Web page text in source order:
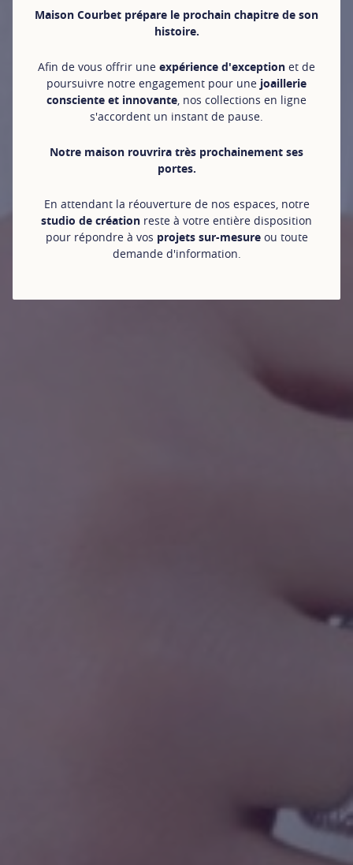
Maison Courbet prépare le prochain chapitre de son
histoire.
Afin de vous offrir une expérience d'exception et de
poursuivre notre engagement pour une joaillerie
consciente et innovante , nos collections en ligne
s'accordent un instant de pause.
Notre maison rouvrira très prochainement ses
portes.
En attendant la réouverture de nos espaces, notre
studio de création reste à votre entière disposition
pour répondre à vos projets sur-mesureou toute
demande d'information.